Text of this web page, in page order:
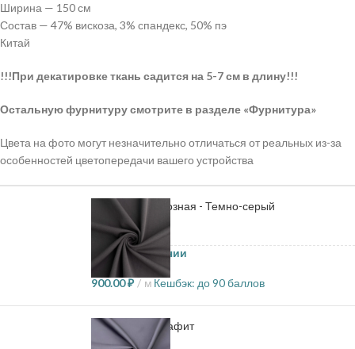
Ширина — 150 см
Состав — 47% вискоза, 3% спандекс, 50% пэ
Китай
!!!При декатировке ткань садится на 5-7 см в длину!!!
Остальную фурнитуру смотрите в разделе «Фурнитура»
Цвета на фото могут незначительно отличаться от реальных из-за
особенностей цветопередачи вашего устройства
Костюмка вискозная - Темно-серый
900.00₽ м Кешбэк: до 90 баллов
57.6 в наличии
Подкладка - Графит